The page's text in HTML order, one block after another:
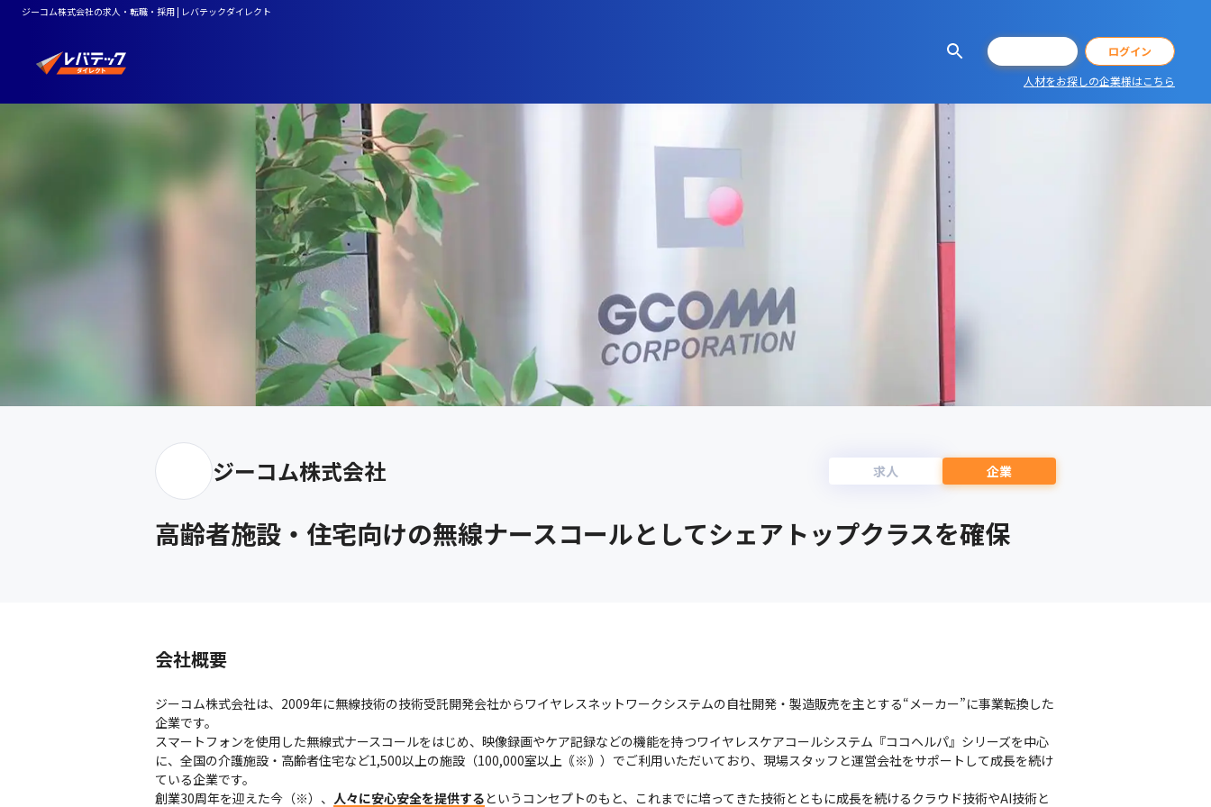
ジーコム株式会社の求人・転職・採用 | レバテックダイレクト
ログイン
人材をお探しの企業様はこちら
ジーコム株式会社 求人 企業
高齢者施設・住宅向けの無線ナースコールとしてシェアトップクラスを確保
会社概要
ジーコム株式会社は、2009年に無線技術の技術受託開発会社からワイヤレスネットワークシステムの自社開発・製造販売を主とする“メーカー”に事業転換した
企業です。
スマートフォンを使用した無線式ナースコールをはじめ、映像録画やケア記録などの機能を持つワイヤレスケアコールシステム『ココヘルパ』シリーズを中心
に、全国の介護施設・高齢者住宅など1,500以上の施設（100,000室以上｟※｠）でご利用いただいており、現場スタッフと運営会社をサポートして成⾧を続け
ている企業です。
創業30周年を迎えた今（※）、 人々に安心安全を提供するというコンセプトのもと、これまでに培ってきた技術とともに成長を続けるクラウド技術やAI技術と